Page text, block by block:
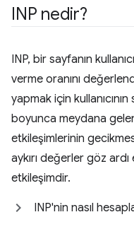
INP nedir?
INP, bir sayfanın
verme oranını
yapmak için
boyunca meydana
etkileşimlerinin
aykırı değerler göz
etkileşimdir.
INP'nin nasıl